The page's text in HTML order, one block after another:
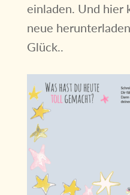
einladen. Und hier
neue
Glück..